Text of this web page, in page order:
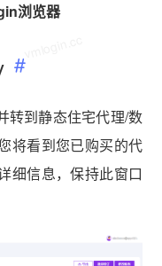
浏览器
转到静态住宅代理/数
将看到您已购买的代
细信息，保持此窗口